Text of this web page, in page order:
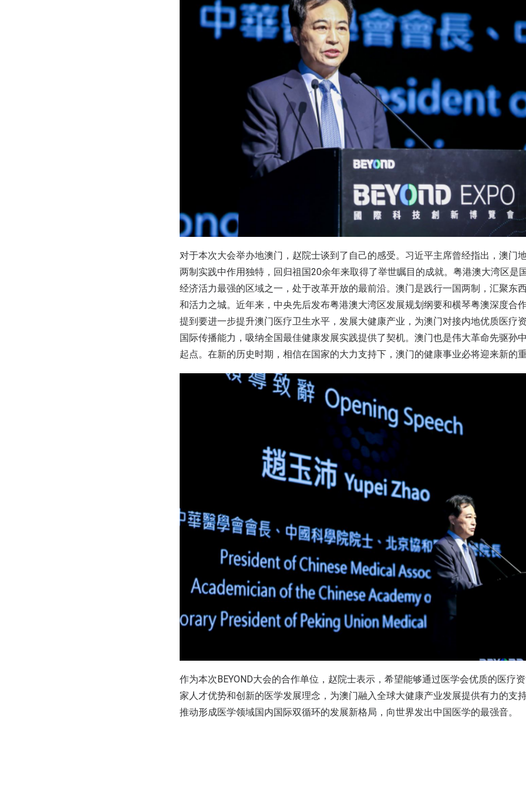
对于本次大会举办地澳门，赵院士谈到了自己的感受。习近平主席曾经指出，澳门
两制实践中作用独特，回归祖国20余年来取得了举世瞩目的成就。粤港澳大湾区是
经济活力最强的区域之一，处于改革开放的最前沿。澳门是践行一国两制，汇聚东
和活力之城。近年来，中央先后发布粤港澳大湾区发展规划纲要和横琴粤澳深度合
提到要进一步提升澳门医疗卫生水平，发展大健康产业，为澳门对接内地优质医疗
国际传播能力，吸纳全国最佳健康发展实践提供了契机。澳门也是伟大革命先驱孙
起点。在新的历史时期，相信在国家的大力支持下，澳门的健康事业必将迎来新的
作为本次BEYOND大会的合作单位，赵院士表示，希望能够通过医学会优质的医疗
家人才优势和创新的医学发展理念，为澳门融入全球大健康产业发展提供有力的支
推动形成医学领域国内国际双循环的发展新格局，向世界发出中国医学的最强音。